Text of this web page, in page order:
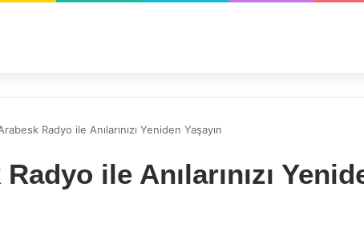
Radyo ile Anılarınızı Yeniden Yaşayın
ile Anılarınızı